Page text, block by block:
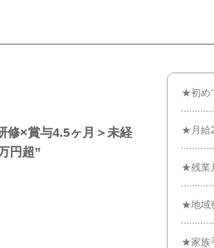
修×賞与4.5ヶ月＞未経
円超”
★初め
★月給
★残業
★地域
★家族